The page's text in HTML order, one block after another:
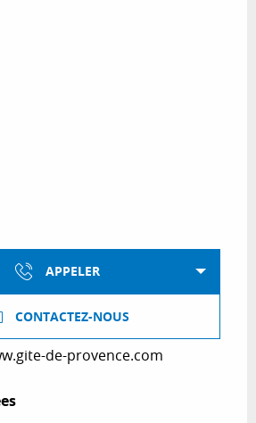
APPELER
CONTACTEZ-NOUS
de-provence.com